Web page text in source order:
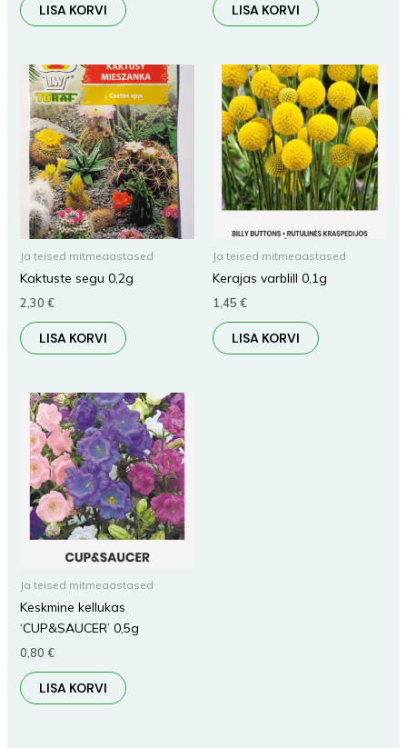
LISA KORVI LISA KORVI
Ja teised mitmeaastased
Kaktuste segu 0,2g
2,30 €
LISA KORVI
Ja teised mitmeaastased
Kerajas varblill 0,1g
1,45 €
LISA KORVI
Ja teised mitmeaastased
Keskmine kellukas
‘CUP&SAUCER’ 0,5g
0,80 €
LISA KORVI